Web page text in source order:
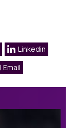
Linkedin
Email